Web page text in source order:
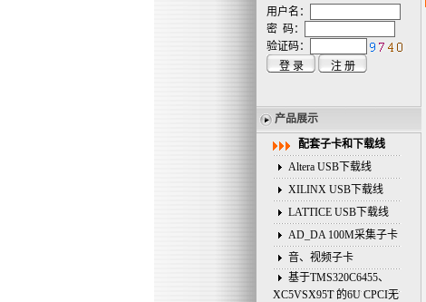
用户名：
密 码：
验证码：
产品展示
配套子卡和下载线
Altera USB下载线
XILINX USB下载线
LATTICE USB下载线
AD_DA 100M采集子卡
音、视频子卡
基于TMS320C6455、
XC5VSX95T 的6U CPCI无